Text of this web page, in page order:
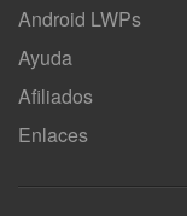
Android LWPs
Ayuda
Afiliados
Enlaces